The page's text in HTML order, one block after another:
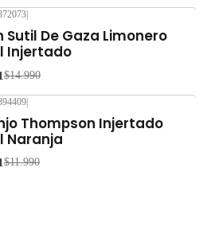
Sutil De Gaza Limonero
Injertado
$14.990
|
Thompson Injertado
Naranja
$11.990